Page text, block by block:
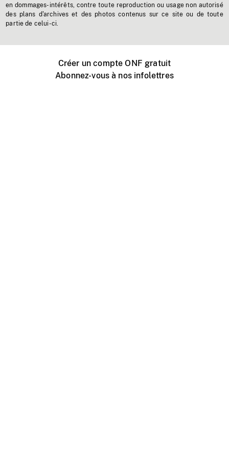
en dommages-intérêts, contre toute reproduction ou usage non autorisé
des plans d'archives et des photos contenus sur ce site ou de toute
partie de celui-ci.
Créer un compte ONF gratuit
Abonnez-vous à nos infolettres